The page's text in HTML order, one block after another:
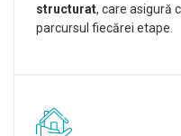
structurat, care asigură
parcursul fiecărei etape.